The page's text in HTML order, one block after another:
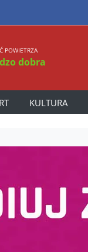
POWIETRZA
dobra
KULTURA